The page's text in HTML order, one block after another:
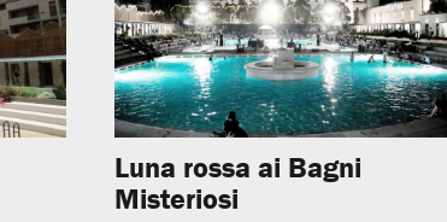
Luna rossa ai Bagni
Misteriosi